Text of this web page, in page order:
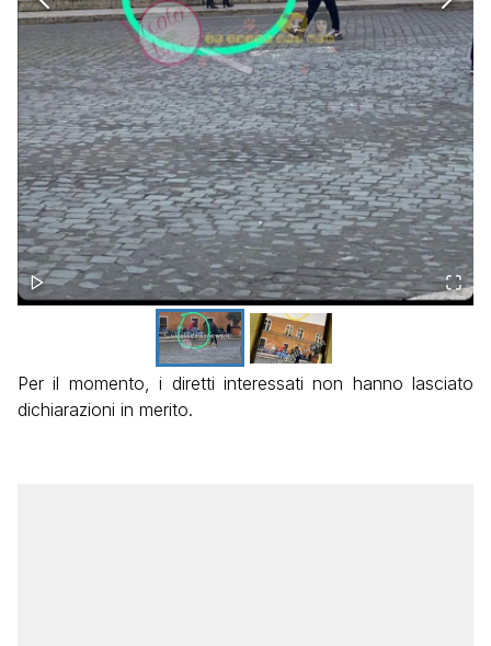
Per il momento, i diretti interessati non hanno lasciato
dichiarazioni in merito.